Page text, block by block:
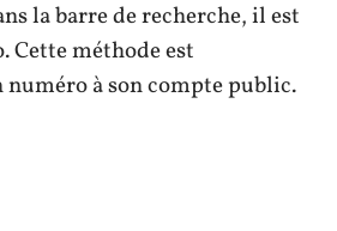
la barre de recherche, il est
Cette méthode est
à son compte public.